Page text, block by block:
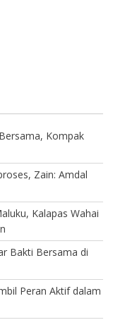
Kompak
Zain: Amdal
Kalapas Wahai
Bakti Bersama di
Peran Aktif dalam